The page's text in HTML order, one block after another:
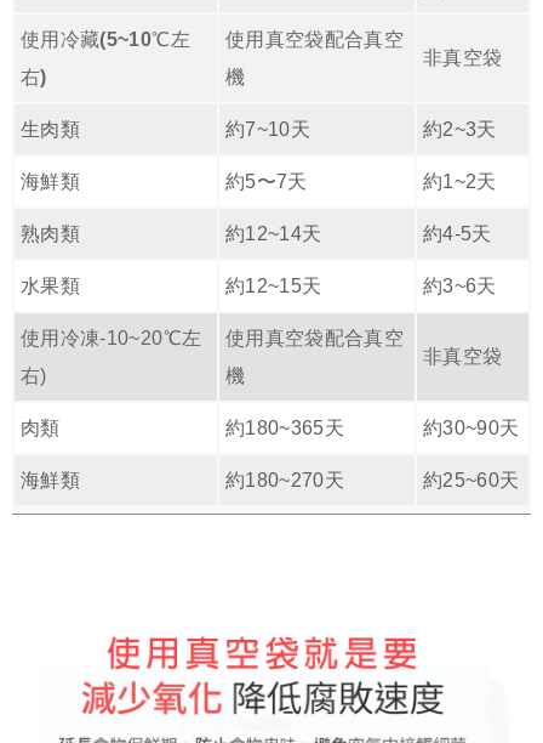
使用冷藏(5~10℃左
右)
使用真空袋配合真空
機
非真空袋
生肉類 約7~10天 約2~3天
海鮮類 約5〜7天 約1~2天
熟肉類 約12~14天 約4-5天
水果類 約12~15天 約3~6天
使用冷凍-10~20℃左
右)
使用真空袋配合真空
機
非真空袋
肉類 約180~365天 約30~90天
海鮮類 約180~270天 約25~60天